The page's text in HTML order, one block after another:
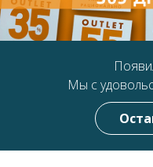
Мы с